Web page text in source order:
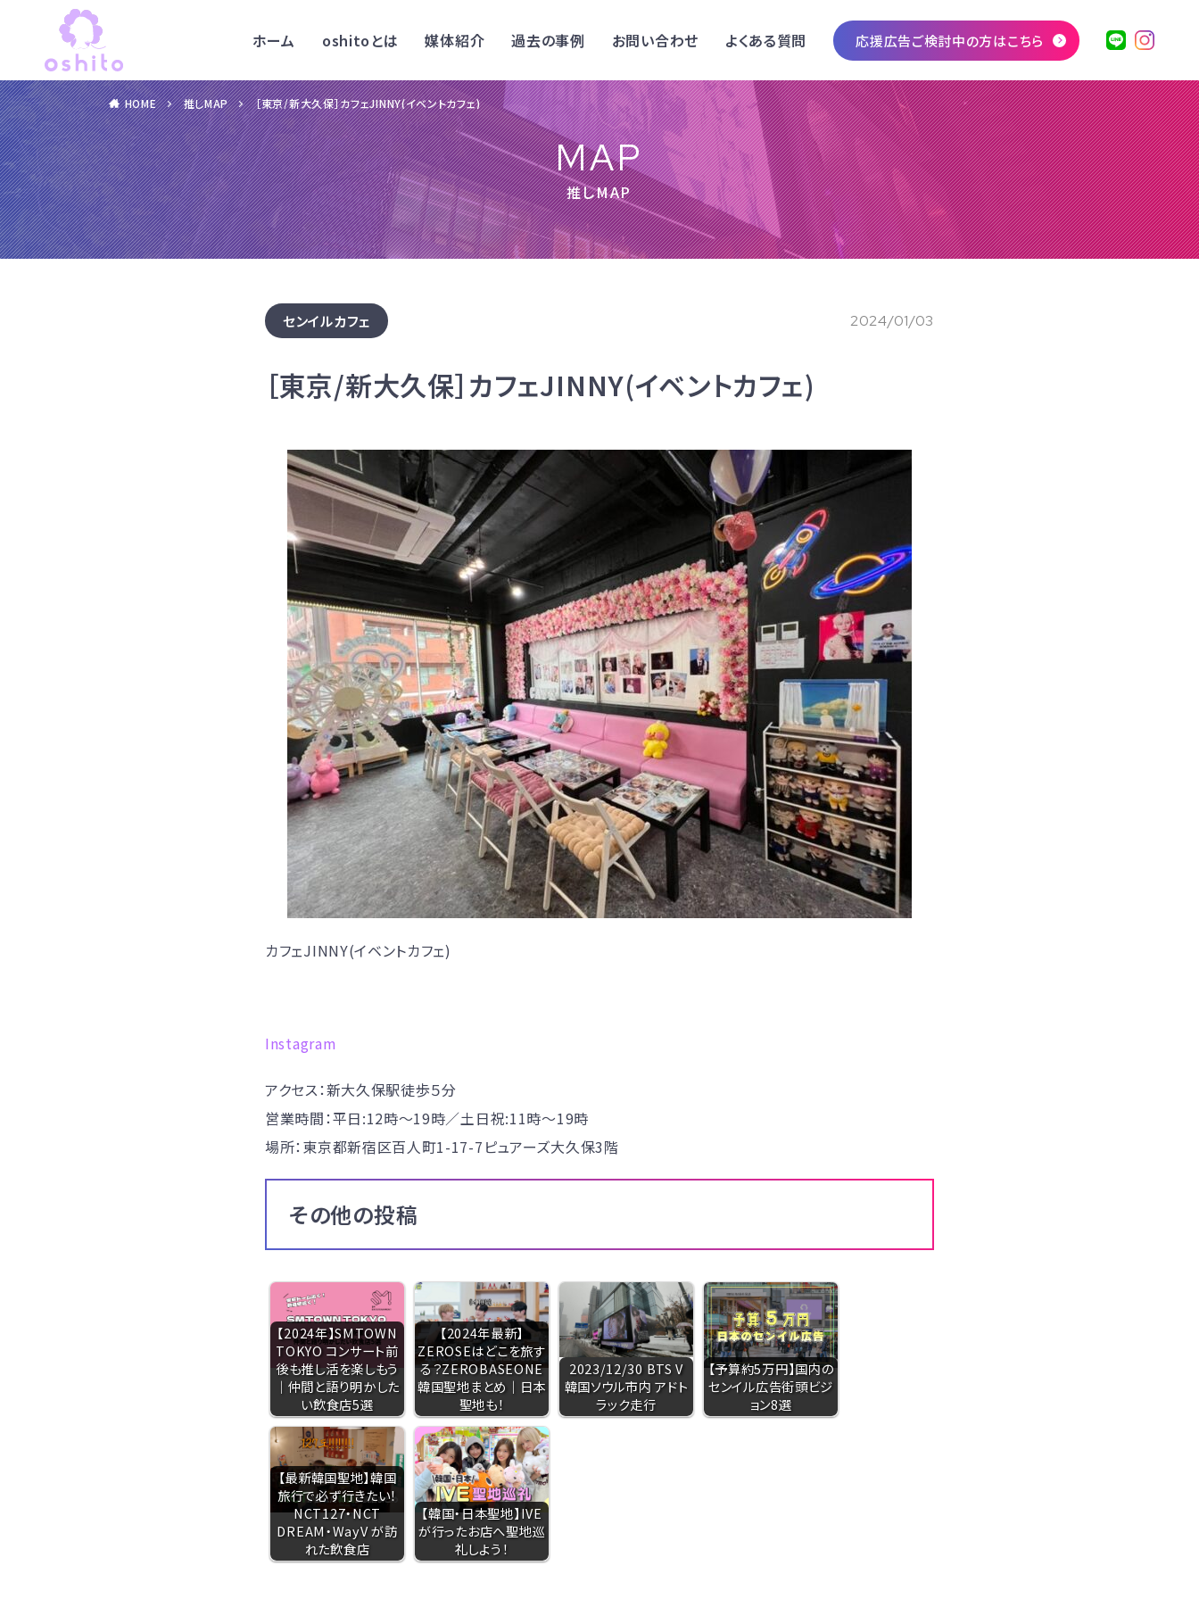
ホーム oshitoとは 媒体紹介 過去の事例 お問い合わせ よくある質問 応援広告ご検討中の方はこちら
HOME 推しMAP ［東京/新大久保］カフェJINNY(イベントカフェ)
MAP
推しMAP
センイルカフェ 2024/01/03
［東京/新大久保］カフェJINNY(イベントカフェ)
カフェJINNY(イベントカフェ)
Instagram
アクセス：新大久保駅徒歩５分
営業時間：平日:12時〜19時／土日祝:11時～19時
場所：東京都新宿区百人町1-17-7ピュアーズ大久保3階
その他の投稿
【2024年】SMTOWN
TOKYO コンサート前
後も推し活を楽しもう
｜仲間と語り明かした
い飲食店5選
【2024年最新】
ZEROSEはどこを旅す
る？ZEROBASEONE
韓国聖地まとめ｜日本
聖地も！
2023/12/30 BTS V
韓国ソウル市内 アドト
ラック走行
【予算約5万円】国内の
センイル広告街頭ビジ
ョン8選
【最新韓国聖地】韓国
旅行で必ず行きたい！
NCT127・NCT
DREAM・WayV が訪
れた飲食店
【韓国・日本聖地】IVE
が行ったお店へ聖地巡
礼しよう！